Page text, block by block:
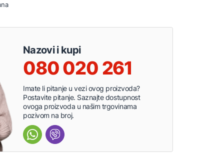
Nazovi i kupi
080 020 261
Imate li pitanje u vezi ovog proizvoda?
Postavite pitanje. Saznajte dostupnost
ovoga proizvoda u našim trgovinama
pozivom na broj.